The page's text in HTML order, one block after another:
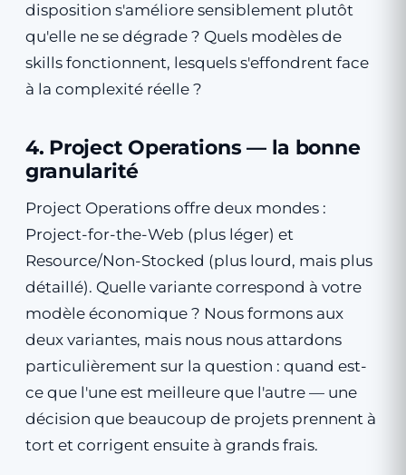
disposition s'améliore sensiblement plutôt
qu'elle ne se dégrade ? Quels modèles de
skills fonctionnent, lesquels s'effondrent face
à la complexité réelle ?
4. Project Operations — la bonne
granularité
Project Operations offre deux mondes :
Project-for-the-Web (plus léger) et
Resource/Non-Stocked (plus lourd, mais plus
détaillé). Quelle variante correspond à votre
modèle économique ? Nous formons aux
deux variantes, mais nous nous attardons
particulièrement sur la question : quand est-
ce que l'une est meilleure que l'autre — une
décision que beaucoup de projets prennent à
tort et corrigent ensuite à grands frais.